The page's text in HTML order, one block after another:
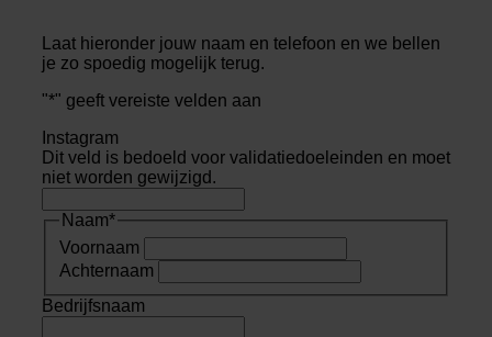
Laat hieronder jouw naam en telefoon en we bellen
je zo spoedig mogelijk terug.
"*" geeft vereiste velden aan
Instagram
Dit veld is bedoeld voor validatiedoeleinden en moet
niet worden gewijzigd.
Naam*
Voornaam
Achternaam
Bedrijfsnaam